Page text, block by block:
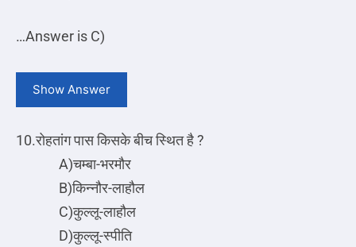
…Answer is C)
Show Answer
10.रोहतांग पास किसके बीच स्थित है ?
A)चम्बा-भरमौर
B)किन्नौर-लाहौल
C)कुल्लू-लाहौल
D)कुल्लू-स्पीति